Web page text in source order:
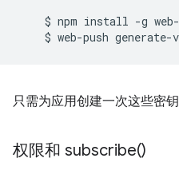
$ npm install -g
$ web-push
只需为应用创建一次这些密
权限和 subscribe()